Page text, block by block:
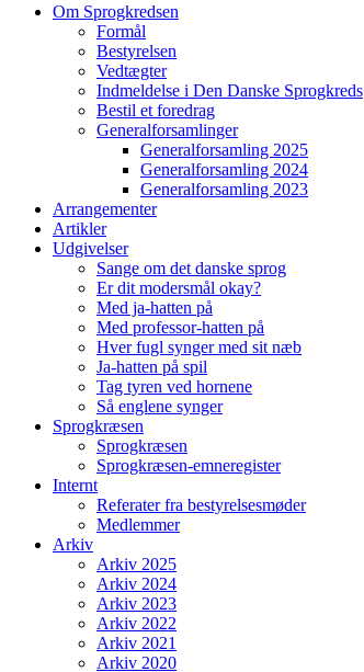
Om Sprogkredsen
Formål
Bestyrelsen
Vedtægter
Indmeldelse i Den Danske Sprogkreds
Bestil et foredrag
Generalforsamlinger
Generalforsamling 2025
Generalforsamling 2024
Generalforsamling 2023
Arrangementer
Artikler
Udgivelser
Sange om det danske sprog
Er dit modersmål okay?
Med ja-hatten på
Med professor-hatten på
Hver fugl synger med sit næb
Ja-hatten på spil
Tag tyren ved hornene
Så englene synger
Sprogkræsen
Sprogkræsen
Sprogkræsen-emneregister
Internt
Referater fra bestyrelsesmøder
Medlemmer
Arkiv
Arkiv 2025
Arkiv 2024
Arkiv 2023
Arkiv 2022
Arkiv 2021
Arkiv 2020